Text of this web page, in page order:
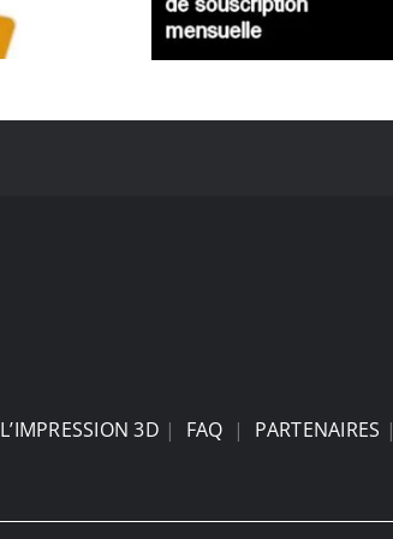
L’IMPRESSION 3D | FAQ | PARTENAIRES